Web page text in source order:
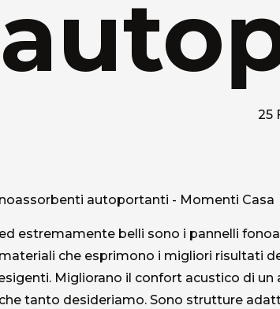
25
estremamente belli sono i pannelli
che esprimono i migliori risultati
Migliorano il confort acustico di
tanto desideriamo. Sono strutture